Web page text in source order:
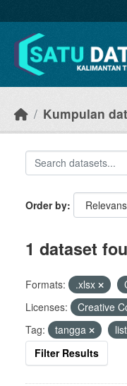
Kumpulan
Order by
1 dataset
Formats: .xlsx
Licenses:
Creative
Tag:
tangga
Filter Results